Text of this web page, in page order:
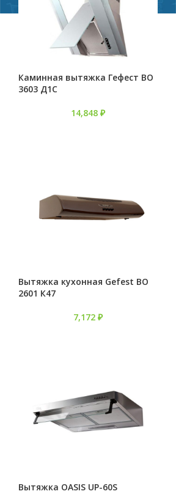
Каминная вытяжка Гефест ВО
3603 Д1С
14,848 ₽
Вытяжка кухонная Gefest ВО
2601 К47
7,172 ₽
Вытяжка OASIS UP-60S